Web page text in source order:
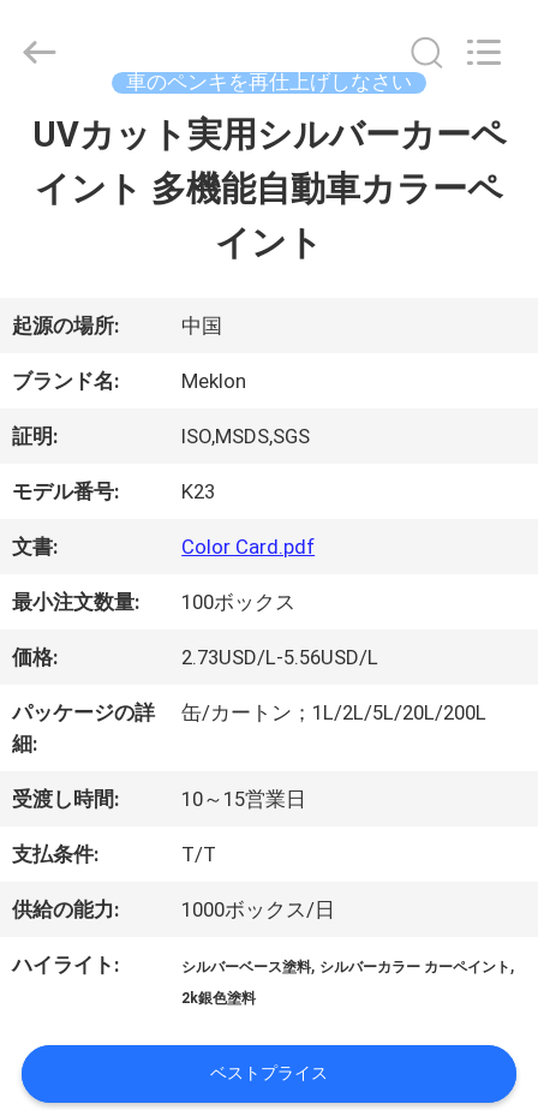
ホ
製
品
ビ
デ
オ
企
業
情
報
会
社
内
Guangzhou
All
Rights
車のペンキを再仕上げしなさい
UVカット実用シルバーカーペ
イント 多機能自動車カラーペ
イント
起源の場所: 中国
ブランド名: Meklon
証明: ISO,MSDS,SGS
モデル番号: K23
文書: Color Card.pdf
最小注文数量: 100ボックス
価格: 2.73USD/L-5.56USD/L
パッケージの詳
細:
缶/カートン；1L/2L/5L/20L/200L
受渡し時間: 10～15営業日
支払条件: T/T
供給の能力: 1000ボックス/日
ハイライト: シルバーベース塗料, シルバーカラー カーペイント ,
2k銀色塗料
ベストプライス